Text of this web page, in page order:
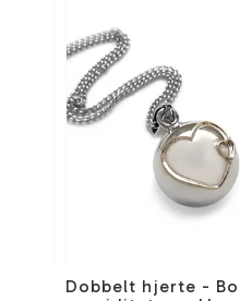
Dobbelt hjerte -